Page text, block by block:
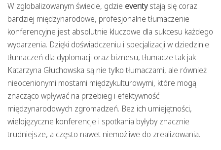
W zglobalizowanym świecie, gdzie eventystają się coraz
bardziej międzynarodowe, profesjonalne tłumaczenie
konferencyjne jest absolutnie kluczowe dla sukcesu każdego
wydarzenia. Dzięki doświadczeniu i specjalizacji w dziedzinie
tłumaczeń dla dyplomacji oraz biznesu, tłumacze tak jak
Katarzyna Głuchowska są nie tylko tłumaczami, ale również
nieocenionymi mostami międzykulturowymi, które mogą
znacząco wpływać na przebieg i efektywność
międzynarodowych zgromadzeń. Bez ich umiejętności,
wielojęzyczne konferencje i spotkania byłyby znacznie
trudniejsze, a często nawet niemożliwe do zrealizowania.